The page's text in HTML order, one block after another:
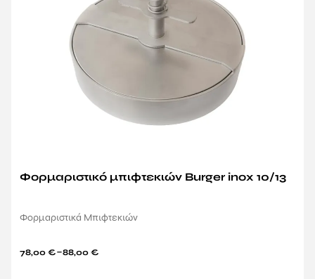
Φορμαριστικό μπιφτεκιών Burger inox 10/13
Φορμαριστικά Μπιφτεκιών
78,00 €–88,00 €